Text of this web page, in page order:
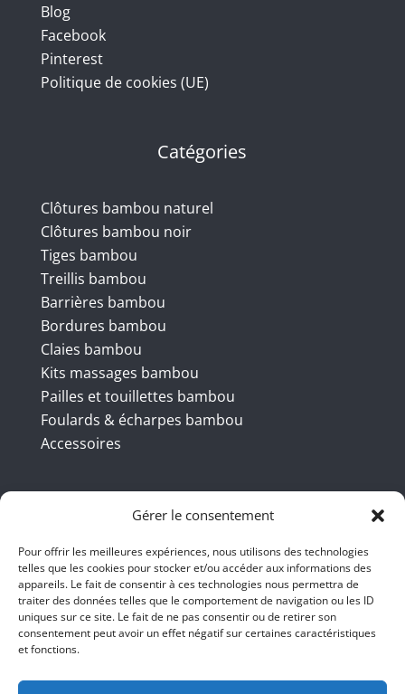
Gérer le consentement
Pour offrir les meilleures expériences, nous utilisons des technologies
telles que les cookies pour stocker et/ou accéder aux informations des
appareils. Le fait de consentir à ces technologies nous permettra de
traiter des données telles que le comportement de navigation ou les ID
uniques sur ce site. Le fait de ne pas consentir ou de retirer son
consentement peut avoir un effet négatif sur certaines caractéristiques
et fonctions.
Blog
Facebook
Pinterest
Politique de cookies (UE)
Catégories
Clôtures bambou naturel
Clôtures bambou noir
Tiges bambou
Treillis bambou
Barrières bambou
Bordures bambou
Claies bambou
Kits massages bambou
Pailles et touillettes bambou
Foulards & écharpes bambou
Accessoires
Coordonnées
BBB INT LTD – RUE DU BAMBOU.COM
145 rue de la République 95100
Argenteuil